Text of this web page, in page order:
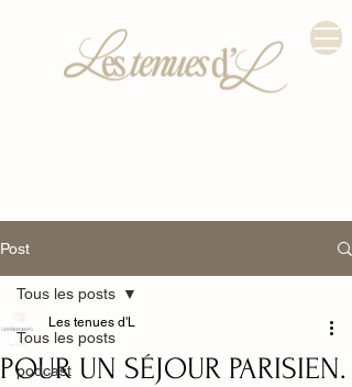
Post
Tous les posts
podcast
Tous les posts
POUR UN SÉJOUR PARISIEN.
Les tenues d'L